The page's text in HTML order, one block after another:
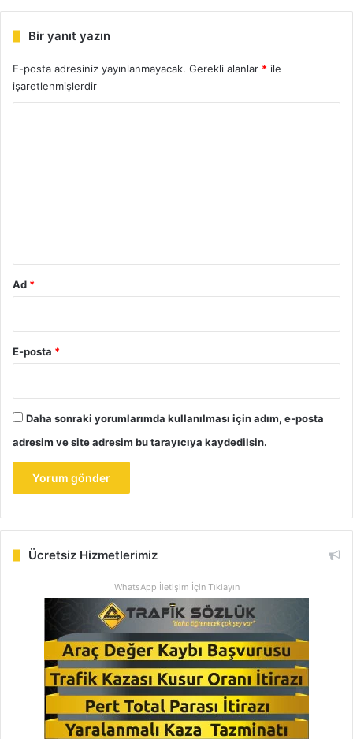
Bir yanıt yazın
E-posta adresiniz yayınlanmayacak. Gerekli alanlar * ile
işaretlenmişlerdir
Ad *
E-posta *
Daha sonraki yorumlarımda kullanılması için adım, e-posta
adresim ve site adresim bu tarayıcıya kaydedilsin.
Ücretsiz Hizmetlerimiz
WhatsApp İletişim İçin Tıklayın